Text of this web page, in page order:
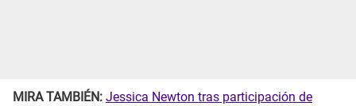
MIRA TAMBIÉN: Jessica Newton tras participación de